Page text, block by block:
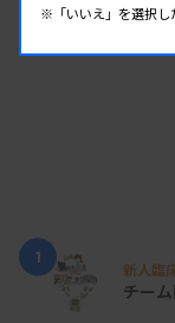
1
新人臨
チー
※「いいえ」を選択し